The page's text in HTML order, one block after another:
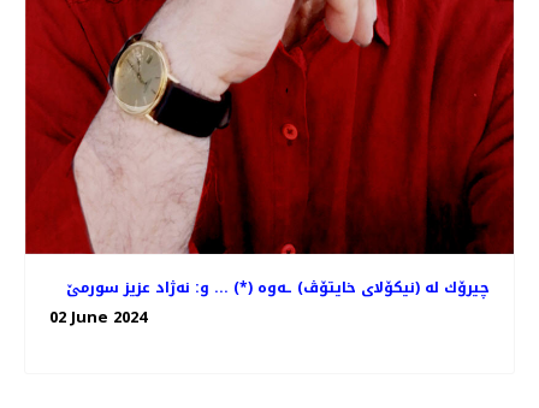
چیرۆك له‌ (نیكۆلای خایتۆڤ) ـه‌وه‌ (*) ... و: نه‌ژاد عزیز سورمێ
02 June 2024